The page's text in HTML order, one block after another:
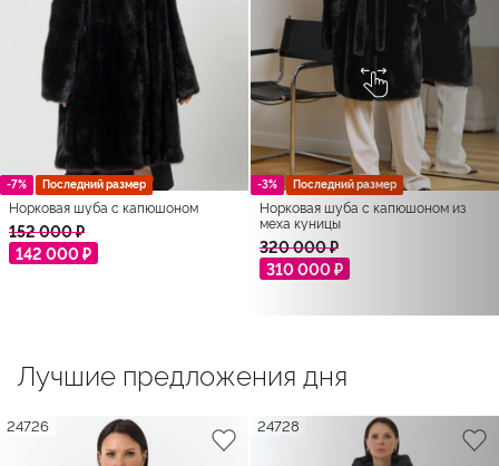
-7% Последний размер
Норковая шуба с капюшоном
152 000 ₽
142 000 ₽
-3% Последний размер
Норковая шуба с капюшоном из
меха куницы
320 000 ₽
310 000 ₽
Лучшие предложения дня
24726 24728